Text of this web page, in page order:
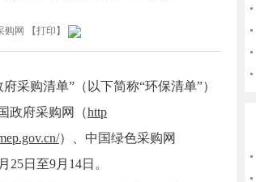
购网 【打印 】
购清单”（以下简称“环保清单”）
政府采购网（http
）、中国绿色采购网
25日至9月14日。